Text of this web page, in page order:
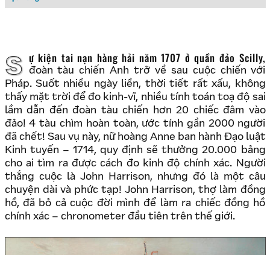
Sự kiện tai nạn hàng hải năm 1707 ở quần đảo Scilly,
đoàn tàu chiến Anh trở về sau cuộc chiến với
Pháp. Suốt nhiều ngày liền, thời tiết rất xấu, không
thấy mặt trời để đo kinh-vĩ, nhiều tính toán toạ độ sai
lầm dẫn đến đoàn tàu chiến hơn 20 chiếc đâm vào
đảo! 4 tàu chìm hoàn toàn, ước tính gần 2000 người
đã chết! Sau vụ này, nữ hoàng Anne ban hành Đạo luật
Kinh tuyến – 1714, quy định sẽ thưởng 20.000 bảng
cho ai tìm ra được cách đo kinh độ chính xác. Người
thắng cuộc là John Harrison, nhưng đó là một câu
chuyện dài và phức tạp! John Harrison, thợ làm đồng
hồ, đã bỏ cả cuộc đời mình để làm ra chiếc đồng hồ
chính xác – chronometer đầu tiên trên thế giới.